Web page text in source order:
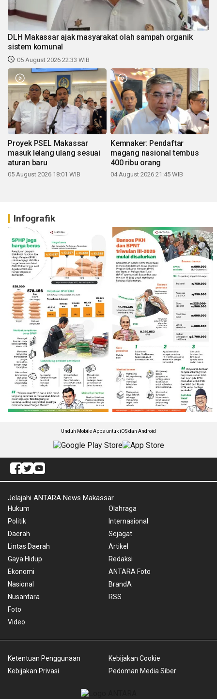
DLH Makassar ajak masyarakat olah sampah organik
sistem komunal
05 August 2026 22:33 WIB
Proyek PSEL Makassar
masuk lelang ulang sesuai
aturan baru
05 August 2026 18:01 WIB
Kemnaker: Pendaftar
magang nasional tembus
400 ribu orang
04 August 2026 21:45 WIB
Infografik
Unduh Mobile Apps untuk iOS dan Android
Jelajahi ANTARA News Makassar
Hukum
Politik
Daerah
Lintas Daerah
Gaya Hidup
Ekonomi
Nasional
Nusantara
Foto
Video
Olahraga
Internasional
Sejagat
Artikel
Redaksi
ANTARA Foto
BrandA
RSS
Ketentuan Penggunaan
Kebijakan Privasi
Kebijakan Cookie
Pedoman Media Siber